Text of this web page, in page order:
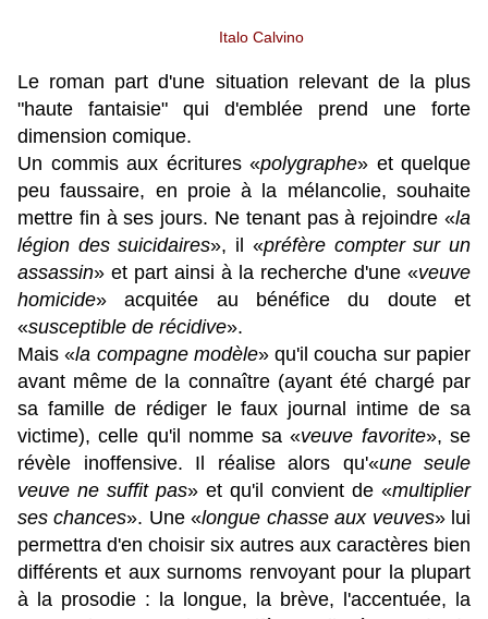
Italo Calvino
Le roman part d'une situation relevant de
la plus
"haute fantaisie" qui d'emblée prend une forte
dimension comique.
Un commis aux écritures «polygraphe» et quelque
peu faussaire, en proie à la mélancolie, souhaite
mettre fin à ses jours. Ne tenant pas à rejoindre «la
légion des suicidaires», il «préfère compter sur un
assassin» et part ainsi à la recherche d'une «veuve
homicide» acquitée au bénéfice du doute et
«susceptible de récidive».
Mais «la compagne modèle» qu'il coucha sur papier
avant même de la connaître (ayant été chargé par
sa famille de rédiger le faux journal intime de sa
victime), celle qu'il nomme sa «veuve favorite», se
révèle inoffensive. Il réalise alors qu'«une seule
veuve ne suffit pas» et qu'il convient de «multiplier
ses chances». Une «longue chasse aux veuves» lui
permettra d'en choisir six autres aux caractères bien
différents et aux surnoms renvoyant pour la plupart
à la prosodie : la longue, la brève, l'accentuée, la